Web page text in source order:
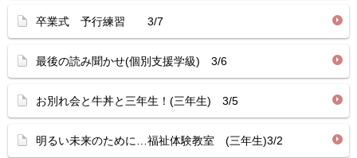
卒業式 予行練習 3/7
最後の読み聞かせ(個別支援学級) 3/6
お別れ会と牛丼と三年生！(三年生) 3/5
明るい未来のために…福祉体験教室 (三年生)3/2